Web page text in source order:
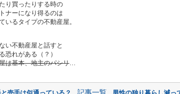
り買ったりする時の
ナーになり得るのは
いるタイプの不動産屋。
い不動産屋と話すと
恐れがある（？）
は基本、地主のパシリ…